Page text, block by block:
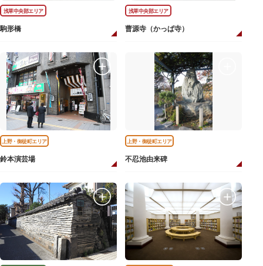
浅草中央部エリア
駒形橋
浅草中央部エリア
曹源寺（かっぱ寺）
上野・御徒町エリア
鈴本演芸場
上野・御徒町エリア
不忍池由来碑